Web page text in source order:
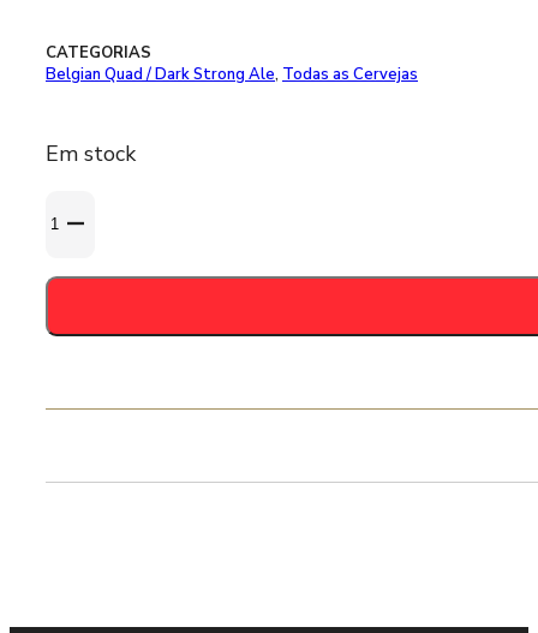
CATEGORIAS
Belgian Quad / Dark Strong Ale, Todas as Cervejas
Em stock
de
Molen
Kandij
33cl
10,5%